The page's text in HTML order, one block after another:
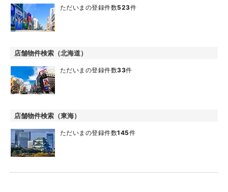
ただいまの登録件数523件
店舗物件検索（北海道）
ただいまの登録件数33件
店舗物件検索（東海）
ただいまの登録件数145件